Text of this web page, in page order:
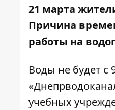
21 марта
Причина
работы на
Воды не будет с
учебных